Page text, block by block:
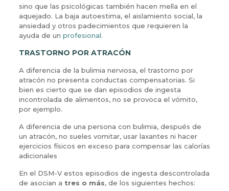
sino que las psicológicas también hacen mella en el
aquejado. La baja autoestima, el aislamiento social, la
ansiedad y otros padecimientos que requieren la
ayuda de un profesional.
TRASTORNO POR ATRACÓN
A diferencia de la bulimia nerviosa, el trastorno por
atracón no presenta conductas compensatorias. Si
bien es cierto que se dan episodios de ingesta
incontrolada de alimentos, no se provoca el vómito,
por ejemplo.
A diferencia de una persona con bulimia, después de
un atracón, no sueles vomitar, usar laxantes ni hacer
ejercicios físicos en exceso para compensar las calorías
adicionales
En el DSM-V estos episodios de ingesta descontrolada
de asocian a tres o más, de los siguientes hechos: